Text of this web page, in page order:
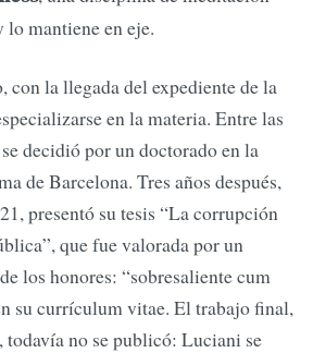
mantiene en eje.
con la llegada del expediente de la
en la materia. Entre las
decidió por un doctorado en la
de Barcelona. Tres años después,
presentó su tesis “La corrupción
que fue valorada por un
los honores: “sobresaliente cum
su currículum vitae. El trabajo final,
todavía no se publicó: Luciani se